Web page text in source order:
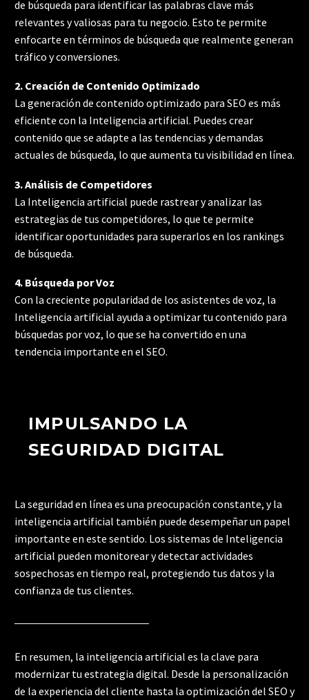
de búsqueda para identificar las palabras clave más
relevantes y valiosas para tu negocio. Esto te permite
enfocarte en términos de búsqueda que realmente generan
tráfico y conversiones.
2. Creación de Contenido Optimizado
La generación de contenido optimizado para SEO es más
eficiente con la Inteligencia artificial. Puedes crear
contenido que se adapte a las tendencias y demandas
actuales de búsqueda, lo que aumenta tu visibilidad en línea.
3. Análisis de Competidores
La Inteligencia artificial puede rastrear y analizar las
estrategias de tus competidores, lo que te permite
identificar oportunidades para superarlos en los rankings
de búsqueda.
4. Búsqueda por Voz
Con la creciente popularidad de los asistentes de voz, la
Inteligencia artificial ayuda a optimizar tu contenido para
búsquedas por voz, lo que se ha convertido en una
tendencia importante en el SEO.
IMPULSANDO LA
SEGURIDAD DIGITAL
La seguridad en línea es una preocupación constante, y la
inteligencia artificial también puede desempeñar un papel
importante en este sentido. Los sistemas de Inteligencia
artificial pueden monitorear y detectar actividades
sospechosas en tiempo real, protegiendo tus datos y la
confianza de tus clientes.
En resumen, la inteligencia artificial es la clave para
modernizar tu estrategia digital. Desde la personalización
de la experiencia del cliente hasta la optimización del SEO y